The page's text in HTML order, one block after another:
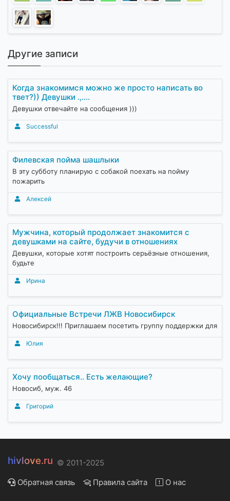
Другие записи
Когда знакомимся можно же просто написать во
твет?)) Девушки .,....
Девушки отвечайте на сообщения )))
Successful
Филевская пойма шашлыки
В эту субботу планирую с собакой поехать на пойму
пожарить
Алексей
Мужчина, который продолжает знакомится с
девушками на сайте, будучи в отношениях
Девушки, которые хотят построить серьёзные отношения,
будьте
Ирина
Официальные Встречи ЛЖВ Новосибирск
Новосибирск!!! Приглашаем посетить группу поддержки для
Юлия
Хочу пообщаться.. Есть желающие?
Новосиб, муж. 46
Григорий
hivlove.ru © 2011-2025
Обратная связь
Правила сайта О нас